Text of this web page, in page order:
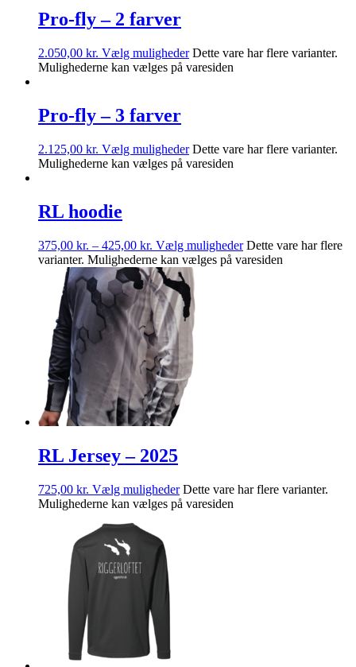
Pro-fly – 2 farver
2.050,00 kr. Vælg muligheder Dette vare har flere varianter.
Mulighederne kan vælges på varesiden
Pro-fly – 3 farver
2.125,00 kr. Vælg muligheder Dette vare har flere varianter.
Mulighederne kan vælges på varesiden
RL hoodie
375,00 kr. – 425,00 kr. Vælg muligheder Dette vare har flere
varianter. Mulighederne kan vælges på varesiden
RL Jersey – 2025
725,00 kr. Vælg muligheder Dette vare har flere varianter.
Mulighederne kan vælges på varesiden